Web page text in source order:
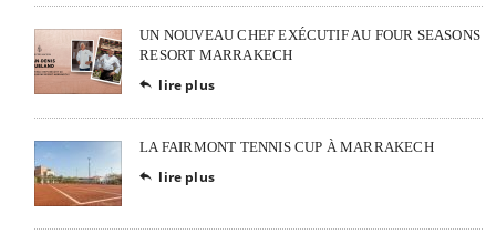
UN NOUVEAU CHEF EXÉCUTIF AU FOUR SEASONS
RESORT MARRAKECH
 lire plus
LA FAIRMONT TENNIS CUP À MARRAKECH
 lire plus